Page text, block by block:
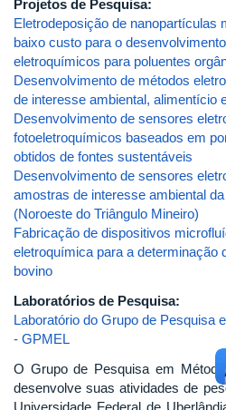
Projetos de Pesquisa:
Eletrodeposição de nanopartículas
baixo custo para o
eletroquímicos para poluentes
Desenvolvimento de métodos
de interesse ambiental, alimentício
Desenvolvimento de sensores
fotoeletroquímicos baseados em
obtidos de fontes sustentáveis
Desenvolvimento de sensores
amostras de interesse ambiental
(Noroeste do Triângulo Mineiro)
Fabricação de dispositivos
eletroquímica para a determinação
bovino
Laboratórios de Pesquisa:
Laboratório do Grupo de Pesquisa
- GPMEL
O Grupo de Pesquisa em
desenvolve suas atividades de